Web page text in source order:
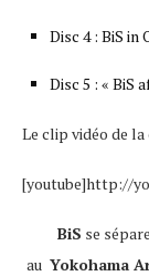
Disc 4 : BiS in
Disc 5 : « BiS
Le clip vidéo de
[youtube]http://
BiS se
au Yokohama